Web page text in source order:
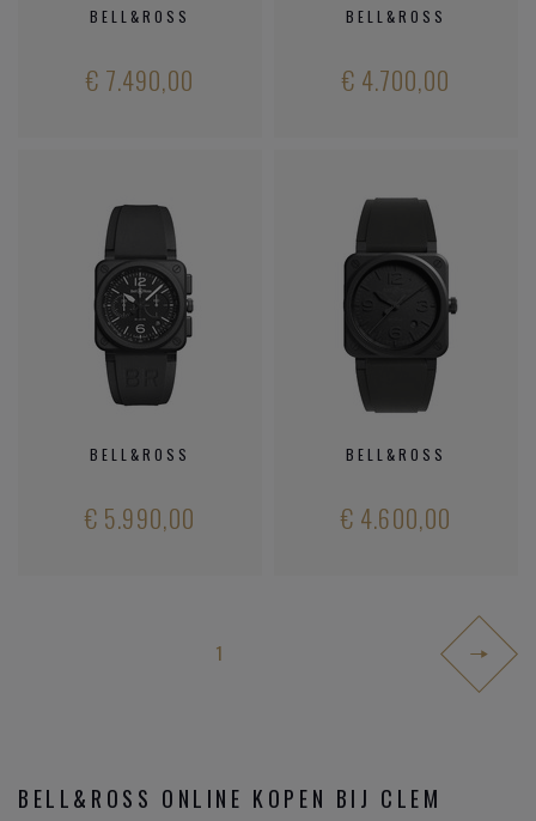
BELL&ROSS
€ 7.490,00
BELL&ROSS
€ 4.700,00
BELL&ROSS
€ 5.990,00
BELL&ROSS
€ 4.600,00
1
BELL&ROSS ONLINE KOPEN BIJ CLEM